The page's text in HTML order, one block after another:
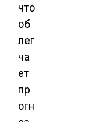
что
об
лег
ча
ет
пр
огн